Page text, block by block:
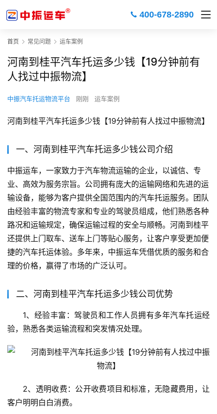
400-678-2890
首页 常见问题 运车案例
河南到桂平汽车托运多少钱【19分钟前有
人找过中振物流】
中振汽车托运物流平台 刚刚 运车案例
河南到桂平汽车托运多少钱【19分钟前有人找过中振物流】
一、河南到桂平汽车托运多少钱公司介绍
中振运车，一家致力于汽车物流运输的企业，以诚信、专
业、高效为服务宗旨。公司拥有庞大的运输网络和先进的运
输设备，能够为客户提供全国范围内的汽车托运服务。团队
由经验丰富的物流专家和专业的驾驶员组成，他们熟悉各种
路况和运输规定，确保运输过程的安全与顺畅。河南到桂平
还提供上门取车、送车上门等贴心服务，让客户享受更加便
捷的汽车托运体验。多年来，中振运车凭借优质的服务和合
理的价格，赢得了市场的广泛认可。
二、河南到桂平汽车托运多少钱公司优势
1、经验丰富：驾驶员和工作人员拥有多年汽车托运经
验，熟悉各类运输流程和突发情况处理。
2、透明收费：公开收费项目和标准，无隐藏费用，让
客户明明白白消费。